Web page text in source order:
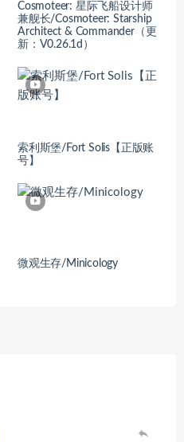
Cosmoteer: 星际飞船设计师
兼舰长/Cosmoteer: Starship
Architect & Commander（更
新：V0.26.1d）
索利斯堡/Fort Solis【正版账
号】
微观生存/Minicology